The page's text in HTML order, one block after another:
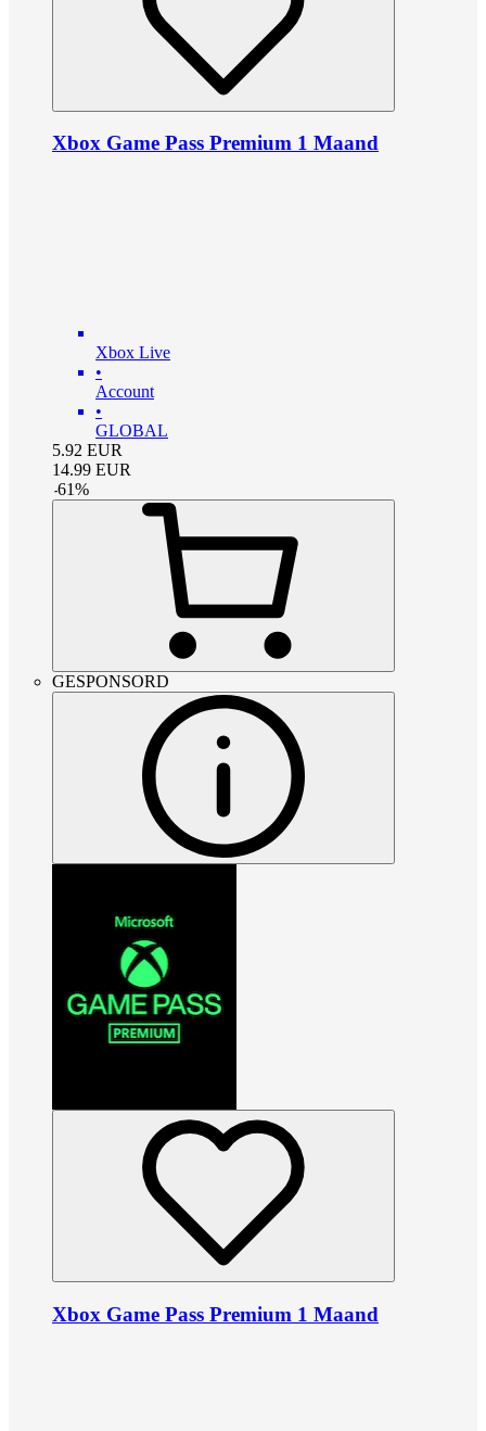
Xbox Game Pass Premium 1 Maand
Xbox Live
•
Account
•
GLOBAL
5.92 EUR
14.99 EUR
-61%
GESPONSORD
Xbox Game Pass Premium 1 Maand